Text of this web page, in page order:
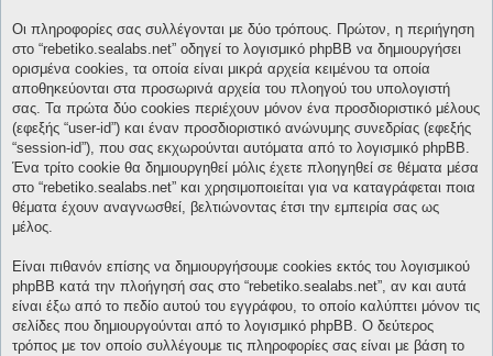
Οι πληροφορίες σας συλλέγονται με δύο τρόπους. Πρώτον, η περιήγηση
στο “rebetiko.sealabs.net” οδηγεί το λογισμικό phpBB να δημιουργήσει
ορισμένα cookies, τα οποία είναι μικρά αρχεία κειμένου τα οποία
αποθηκεύονται στα προσωρινά αρχεία του πλοηγού του υπολογιστή
σας. Τα πρώτα δύο cookies περιέχουν μόνον ένα προσδιοριστικό μέλους
(εφεξής “user-id”) και έναν προσδιοριστικό ανώνυμης συνεδρίας (εφεξής
“session-id”), που σας εκχωρούνται αυτόματα από το λογισμικό phpBB.
Ένα τρίτο cookie θα δημιουργηθεί μόλις έχετε πλοηγηθεί σε θέματα μέσα
στο “rebetiko.sealabs.net” και χρησιμοποιείται για να καταγράφεται ποια
θέματα έχουν αναγνωσθεί, βελτιώνοντας έτσι την εμπειρία σας ως
μέλος.
Είναι πιθανόν επίσης να δημιουργήσουμε cookies εκτός του λογισμικού
phpBB κατά την πλοήγησή σας στο “rebetiko.sealabs.net”, αν και αυτά
είναι έξω από το πεδίο αυτού του εγγράφου, το οποίο καλύπτει μόνον τις
σελίδες που δημιουργούνται από το λογισμικό phpBB. Ο δεύτερος
τρόπος με τον οποίο συλλέγουμε τις πληροφορίες σας είναι με βάση το